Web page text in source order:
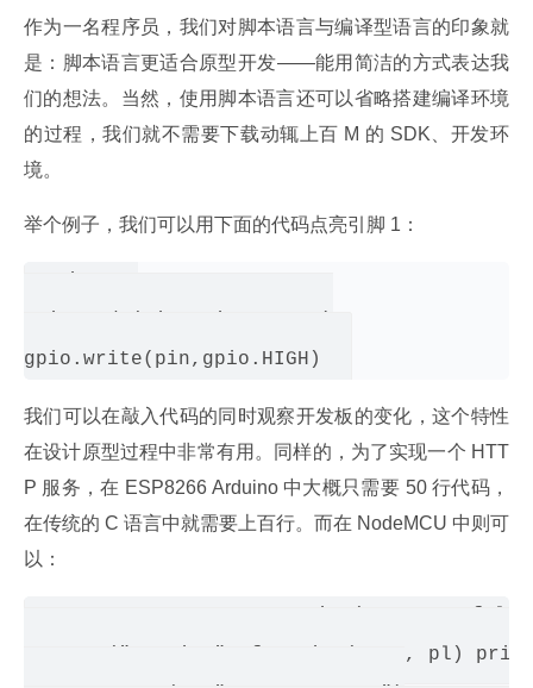
作为一名程序员，我们对脚本语言与编译型语言的印象就
是：脚本语言更适合原型开发——能用简洁的方式表达我
们的想法。当然，使用脚本语言还可以省略搭建编译环境
的过程，我们就不需要下载动辄上百 M 的 SDK、开发环
境。
举个例子，我们可以用下面的代码点亮引脚 1：
我们可以在敲入代码的同时观察开发板的变化，这个特性
在设计原型过程中非常有用。同样的，为了实现一个 HTT
P 服务，在 ESP8266 Arduino 中大概只需要 50 行代码，
在传统的 C 语言中就需要上百行。而在 NodeMCU 中则可
以：
conn:on("receive", function(conn, pl)